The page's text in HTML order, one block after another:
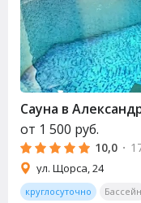
Сауна в
от 1 500 руб.
10,0 ·
ул. Щорса, 24
круглосуточно Бассейн